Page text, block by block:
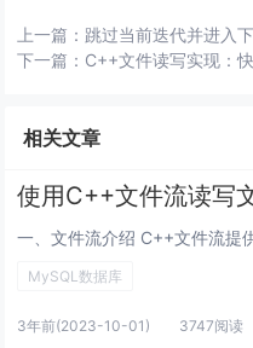
上一篇： 跳过当前迭代并进入
下一篇： C++文件读写实现：
相关文章
使用C++文件流读写
MySQL数据库
3年前(2023-10-01) 3747阅读